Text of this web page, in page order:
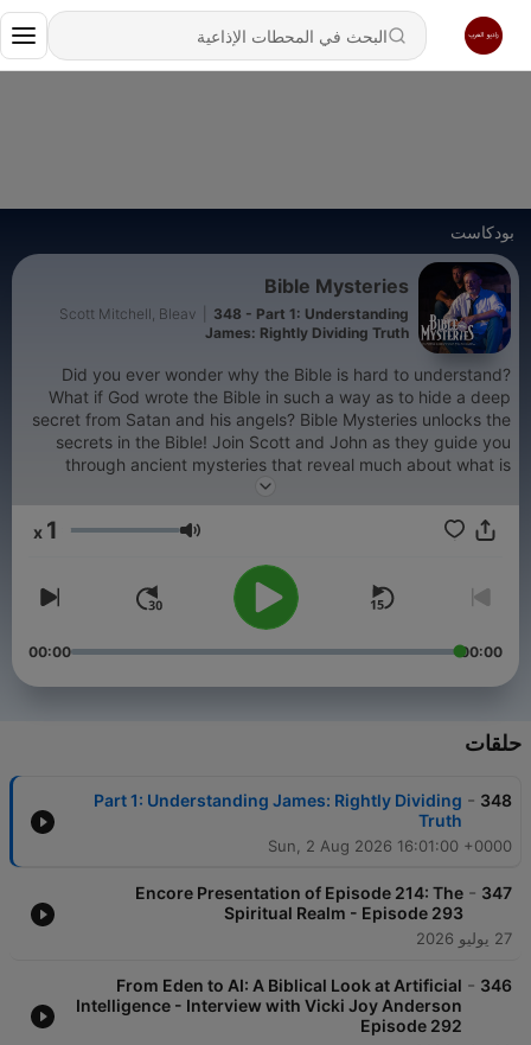
بودكاست
Bible Mysteries
Scott Mitchell, Bleav
348 - Part 1: Understanding
James: Rightly Dividing Truth
Did you ever wonder why the Bible is hard to understand?
What if God wrote the Bible in such a way as to hide a deep
secret from Satan and his angels? Bible Mysteries unlocks the
secrets in the Bible! Join Scott and John as they guide you
through ancient mysteries that reveal much about what is
going on in your world today. Learn more at
مستوى الصوت 1
00:00
00:00
حلقات
348
-
Part 1: Understanding James: Rightly Dividing
Truth
Sun, 2 Aug 2026 16:01:00 +0000
347
-
Encore Presentation of Episode 214: The
Spiritual Realm - Episode 293
27 يوليو 2026
346
-
From Eden to AI: A Biblical Look at Artificial
Intelligence - Interview with Vicki Joy Anderson
Episode 292